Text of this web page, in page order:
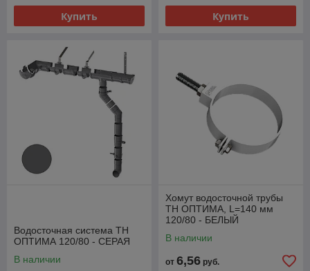
Купить Купить
Водосточная система ТН
ОПТИМА 120/80 - СЕРАЯ
В наличии
Хомут водосточной трубы
ТН ОПТИМА, L=140 мм
120/80 - БЕЛЫЙ
В наличии
от 6,56 руб.